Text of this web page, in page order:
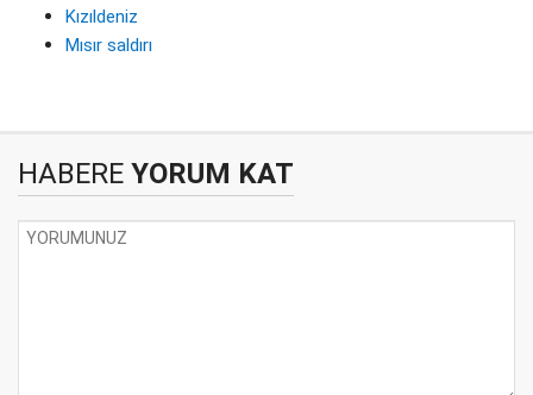
Kızıldeniz
Mısır saldırı
HABERE YORUM KAT